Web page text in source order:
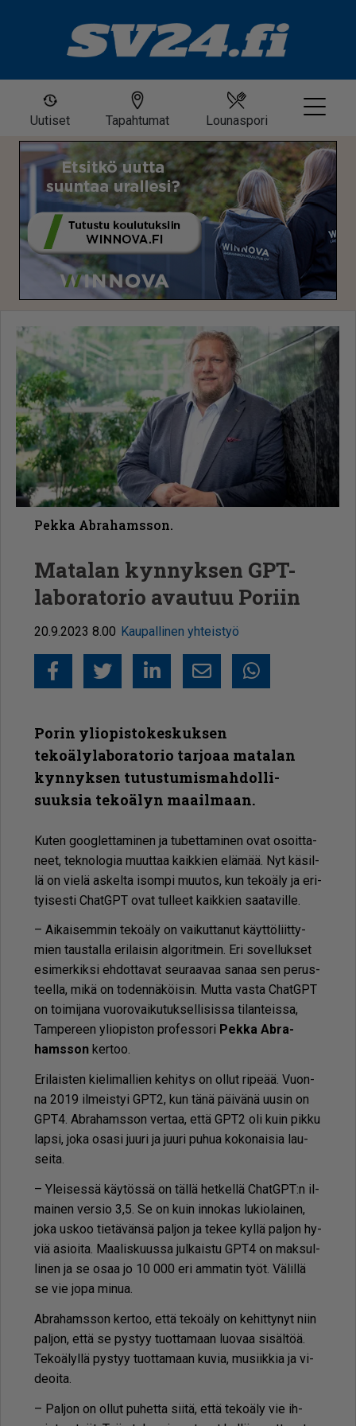
Uutiset Tapahtumat Lounaspori
Pekka Abrahamsson.
Matalan kynnyksen GPT-
laboratorio avautuu Poriin
20.9.2023 8.00 Kaupallinen yhteistyö
FacebookTwitter
LinkedIn
SähköpostiWhatsapp
Porin yliopistokeskuksen
tekoälylaboratorio tarjoaa matalan
kynnyksen tutustu­mis­mah­dol­li­
suuksia tekoälyn maailmaan.
Ku­ten goog­let­ta­mi­nen ja tu­bet­ta­mi­nen ovat osoit­ta­
neet, tek­no­lo­gia muut­taa kaik­kien elä­mää. Nyt kä­sil­
lä on vie­lä as­kel­ta isom­pi muu­tos, kun te­ko­ä­ly ja eri­
tyi­ses­ti ChatGPT ovat tul­leet kaik­kien saa­ta­vil­le.
– Ai­kai­sem­min te­ko­ä­ly on vai­kut­ta­nut käyt­tö­liit­ty­
mien taus­tal­la eri­lai­sin al­go­rit­mein. Eri so­vel­luk­set
esi­mer­kik­si eh­dot­ta­vat seu­raa­vaa sa­naa sen pe­rus­
teel­la, mikä on to­den­nä­köi­sin. Mut­ta vas­ta ChatGPT
on toi­mi­ja­na vuo­ro­vai­ku­tuk­sel­li­sis­sa ti­lan­teis­sa,
Tam­pe­reen yli­o­pis­ton pro­fes­so­ri Pek­ka Ab­ra­
hams­sonker­too.
Eri­lais­ten kie­li­mal­lien ke­hi­tys on ol­lut ri­pe­ää. Vuon­
na 2019 il­meis­tyi GPT2, kun tänä päi­vä­nä uu­sin on
GPT4. Ab­ra­hams­son ver­taa, et­tä GPT2 oli kuin pik­ku
lap­si, joka osa­si juu­ri ja juu­ri pu­hua ko­ko­nai­sia lau­
sei­ta.
– Ylei­ses­sä käy­tös­sä on täl­lä het­kel­lä ChatGPT:n il­
mai­nen ver­sio 3,5. Se on kuin in­no­kas lu­ki­o­lai­nen,
joka us­koo tie­tä­vän­sä pal­jon ja te­kee kyl­lä pal­jon hy­
viä asi­oi­ta. Maa­lis­kuus­sa jul­kais­tu GPT4 on mak­sul­
li­nen ja se osaa jo 10 000 eri am­ma­tin työt. Vä­lil­lä
se vie jopa mi­nua.
Ab­ra­hams­son ker­too, et­tä te­ko­ä­ly on ke­hit­ty­nyt niin
pal­jon, et­tä se pys­tyy tuot­ta­maan luo­vaa si­säl­töä.
Te­ko­ä­lyl­lä pys­tyy tuot­ta­maan ku­via, mu­siik­kia ja vi­
de­oi­ta.
– Pal­jon on ol­lut pu­het­ta sii­tä, et­tä te­ko­ä­ly vie ih­